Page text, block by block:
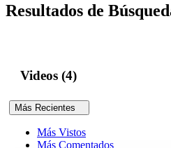
Resultados de
Videos (4)
Más Recientes
Más Vistos
Más Comentados